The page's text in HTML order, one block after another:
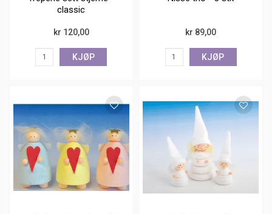
classic
kr 120,00
KJØP
kr 89,00
KJØP